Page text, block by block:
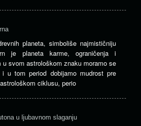
planeta, simboliše najmističniju
je planeta karme, ograničenja i
svom astrološkom znaku moramo se
u tom period dobijamo mudrost pre
ciklusu, perio
u ljubavnom slaganju